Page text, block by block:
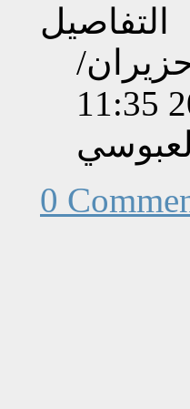
التفاصيل
بتاريخ الأحد, 05 حزيران/
0